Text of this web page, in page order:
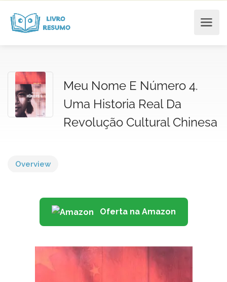
Meu Nome E Número 4.
Uma Historia Real Da
Revolução Cultural Chinesa
Overview
Oferta na Amazon